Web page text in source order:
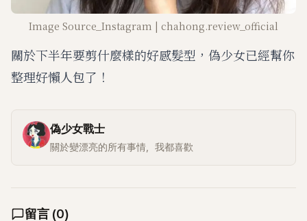
Image Source_Instagram | chahong.review_official
關於下半年要剪什麼樣的好感髮型，偽少女已經幫你
整理好懶人包了！
偽少女戰士
關於變漂亮的所有事情，我都喜歡
留言 (0)